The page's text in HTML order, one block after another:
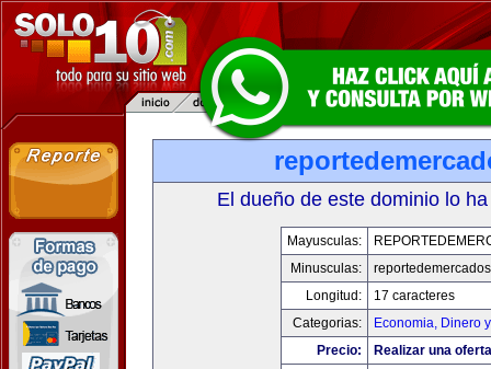
El dueño de este dominio lo
Mayusculas:
Minusculas:
Longitud:
17 caracteres
Categorias:
Economia, Dinero
Precio:
Realizar una